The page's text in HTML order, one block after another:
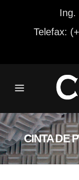
Ing.
Telefax:
CINTA DE